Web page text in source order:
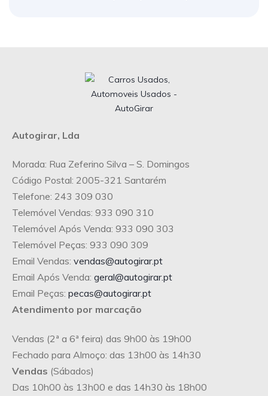
Autogirar, Lda
Morada: Rua Zeferino Silva – S. Domingos
Código Postal: 2005-321 Santarém
Telefone: 243 309 030
Telemóvel Vendas: 933 090 310
Telemóvel Após Venda: 933 090 303
Telemóvel Peças: 933 090 309
Email Vendas: vendas@autogirar.pt
Email Após Venda: geral@autogirar.pt
Email Peças: pecas@autogirar.pt
Atendimento por marcação
Vendas (2ª a 6ª feira) das 9h00 às 19h00
Fechado para Almoço: das 13h00 às 14h30
Vendas (Sábados)
Das 10h00 às 13h00 e das 14h30 às 18h00